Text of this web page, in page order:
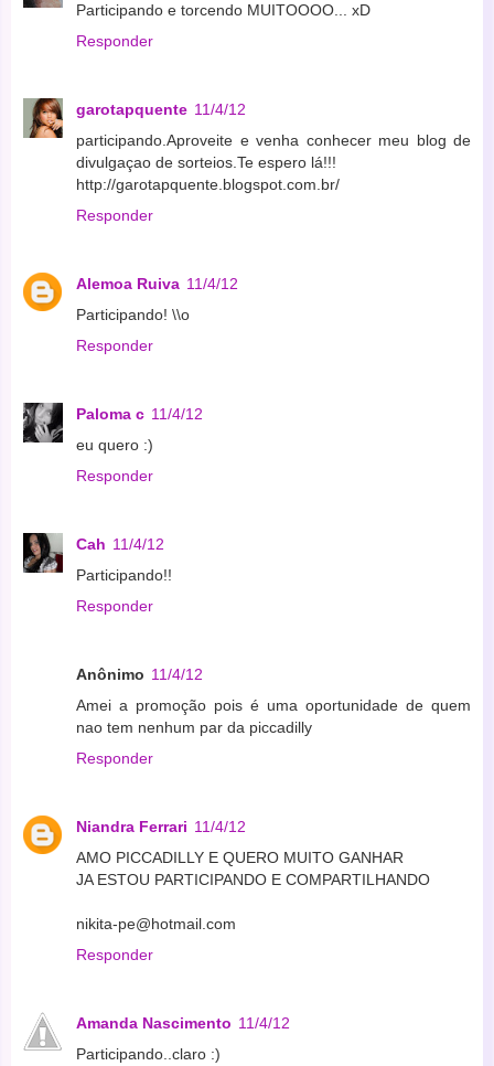
Participando e torcendo MUITOOOO... xD
Responder
garotapquente 11/4/12
participando.Aproveite e venha conhecer meu blog de
divulgaçao de sorteios.Te espero lá!!!
http://garotapquente.blogspot.com.br/
Responder
Alemoa Ruiva 11/4/12
Participando! \\o
Responder
Paloma c 11/4/12
eu quero :)
Responder
Cah 11/4/12
Participando!!
Responder
Anônimo 11/4/12
Amei a promoção pois é uma oportunidade de quem
nao tem nenhum par da piccadilly
Responder
Niandra Ferrari 11/4/12
AMO PICCADILLY E QUERO MUITO GANHAR
JA ESTOU PARTICIPANDO E COMPARTILHANDO
nikita-pe@hotmail.com
Responder
Amanda Nascimento 11/4/12
Participando..claro :)